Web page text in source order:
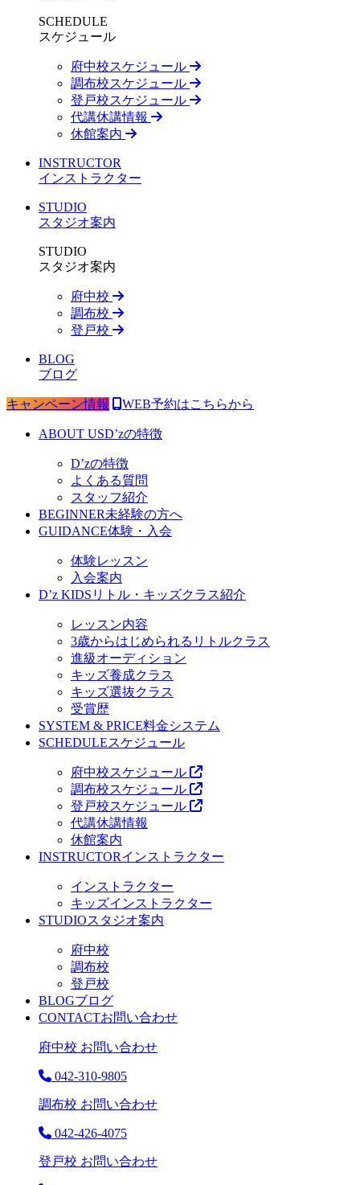
SCHEDULE
スケジュール
府中校スケジュール
調布校スケジュール
登戸校スケジュール
代講休講情報
休館案内
INSTRUCTOR
インストラクター
STUDIO
スタジオ案内
STUDIO
スタジオ案内
府中校
調布校
登戸校
BLOG
ブログ
キャンペーン情報 WEB予約はこちらから
ABOUT USD’zの特徴
D’zの特徴
よくある質問
スタッフ紹介
BEGINNER未経験の方へ
GUIDANCE体験・入会
体験レッスン
入会案内
D’z KIDS リトル・キッズクラス紹介
レッスン内容
3歳からはじめられるリトルクラス
進級オーディション
キッズ養成クラス
キッズ選抜クラス
受賞歴
SYSTEM & PRICE料金システム
SCHEDULEスケジュール
府中校スケジュール
調布校スケジュール
登戸校スケジュール
代講休講情報
休館案内
INSTRUCTORインストラクター
インストラクター
キッズインストラクター
STUDIOスタジオ案内
府中校
調布校
登戸校
BLOGブログ
CONTACTお問い合わせ
府中校 お問い合わせ
042-310-9805
調布校 お問い合わせ
042-426-4075
登戸校 お問い合わせ